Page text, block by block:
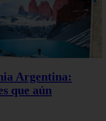
Argentina:
que aún